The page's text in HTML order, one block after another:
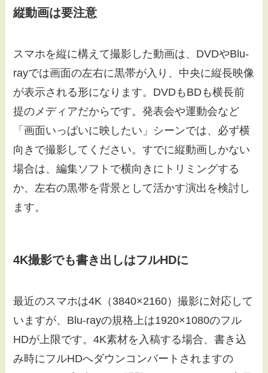
縦動画は要注意
スマホを縦に構えて撮影した動画は、DVDやBlu-
rayでは画面の左右に黒帯が入り、中央に縦長映像
が表示される形になります。DVDもBDも横長前
提のメディアだからです。発表会や運動会など
「画面いっぱいに映したい」シーンでは、必ず横
向きで撮影してください。すでに縦動画しかない
場合は、編集ソフトで横向きにトリミングする
か、左右の黒帯を背景として活かす演出を検討し
ます。
4K撮影でも書き出しはフルHDに
最近のスマホは4K（3840×2160）撮影に対応して
いますが、Blu-rayの規格上は1920×1080のフル
HDが上限です。4K素材を入稿する場合、書き込
み時にフルHDへダウンコンバートされますの